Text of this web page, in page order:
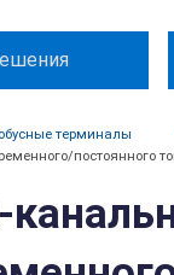
терминалы
постоянного